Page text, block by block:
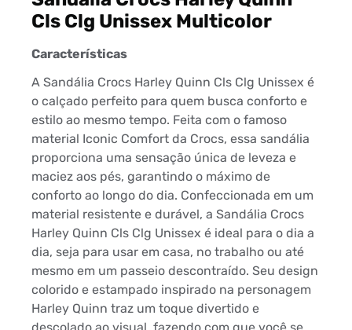
Cls Clg Unissex Multicolor
Características
A Sandália Crocs Harley Quinn Cls Clg Unissex é
o calçado perfeito para quem busca conforto e
estilo ao mesmo tempo. Feita com o famoso
material Iconic Comfort da Crocs, essa sandália
proporciona uma sensação única de leveza e
maciez aos pés, garantindo o máximo de
conforto ao longo do dia. Confeccionada em um
material resistente e durável, a Sandália Crocs
Harley Quinn Cls Clg Unissex é ideal para o dia a
dia, seja para usar em casa, no trabalho ou até
mesmo em um passeio descontraído. Seu design
colorido e estampado inspirado na personagem
Harley Quinn traz um toque divertido e